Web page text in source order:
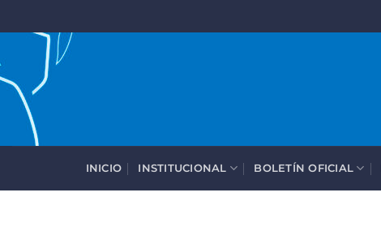
contenido
INICIO INSTITUCIONAL BOLETÍN OFICIAL